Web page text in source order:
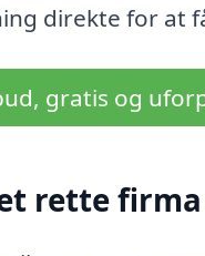
direkte for at
gratis og
rette